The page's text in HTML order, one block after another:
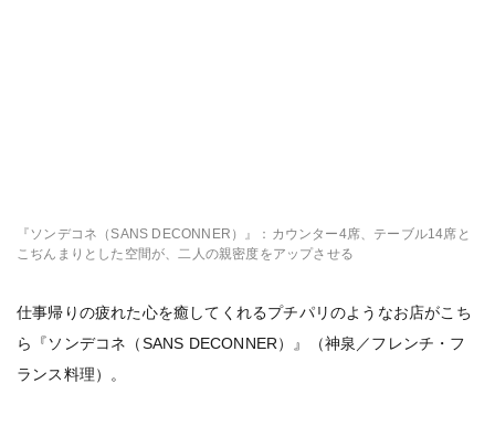
『ソンデコネ（SANS DECONNER）』：カウンター4席、テーブル14席と
こぢんまりとした空間が、二人の親密度をアップさせる
仕事帰りの疲れた心を癒してくれるプチパリのようなお店がこち
ら『ソンデコネ（SANS DECONNER）』（神泉／フレンチ・フ
ランス料理）。